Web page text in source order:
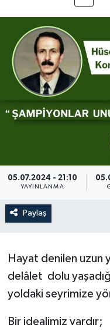
05.07.2024 - 21:10
YAYINLANMA
Paylaş
Hayat denilen uzun
delâlet dolu
yoldaki seyrimize
Bir idealimiz vardır;
Teknoloji
Asayiş
Resmi İlan